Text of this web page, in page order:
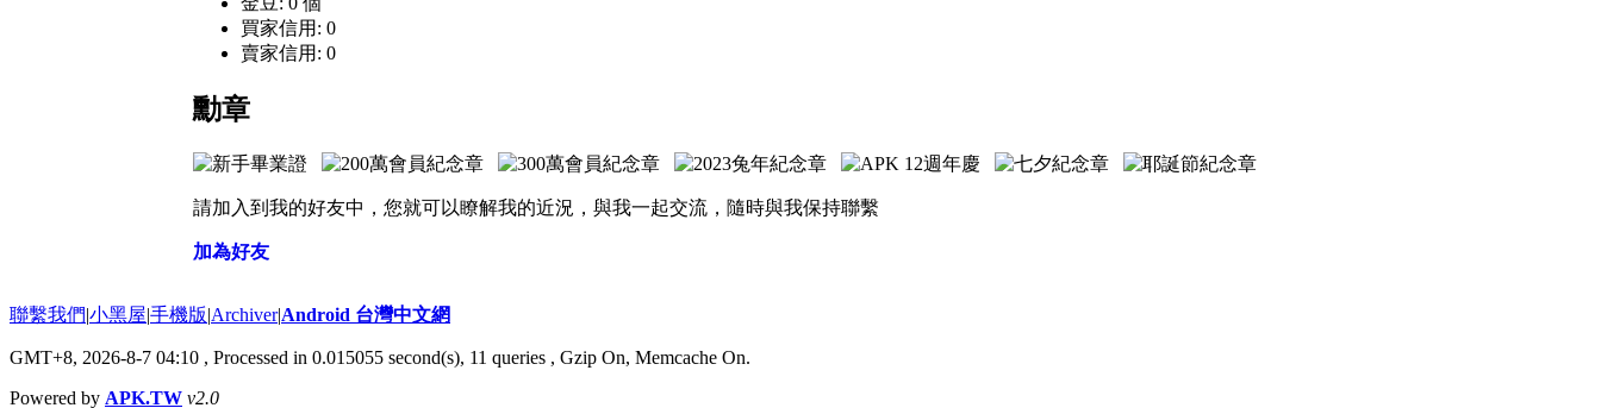
買家信用: 0
賣家信用: 0
勳章
請加入到我的好友中，您就可以瞭解我的近況，與我一起交流，隨時與我保持聯繫
加為好友
聯繫我們|小黑屋|手機版|Archiver|Android 台灣中文網
GMT+8, 2026-8-7 04:10 , Processed in 0.015055 second(s), 11 queries , Gzip On, Memcache On.
Powered by APK.TW v2.0